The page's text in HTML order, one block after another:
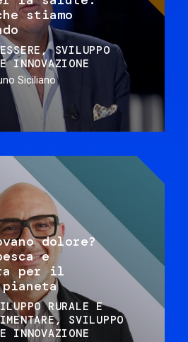
stiamo
SVILUPPO
INNOVAZIONE
Siciliano
dolore?
e
per il
RURALE E
SVILUPPO
INNOVAZIONE